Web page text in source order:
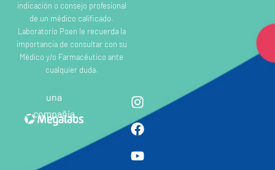
indicación o consejo profesional
de un médico calificado.
Laboratorio Poen le recuerda la
importancia de consultar con su
Médico y/o Farmacéutico ante
cualquier duda.
una
compañia